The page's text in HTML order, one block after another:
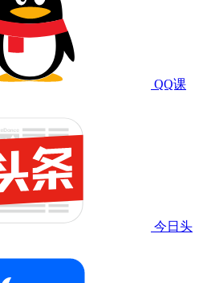
QQ课
今日头